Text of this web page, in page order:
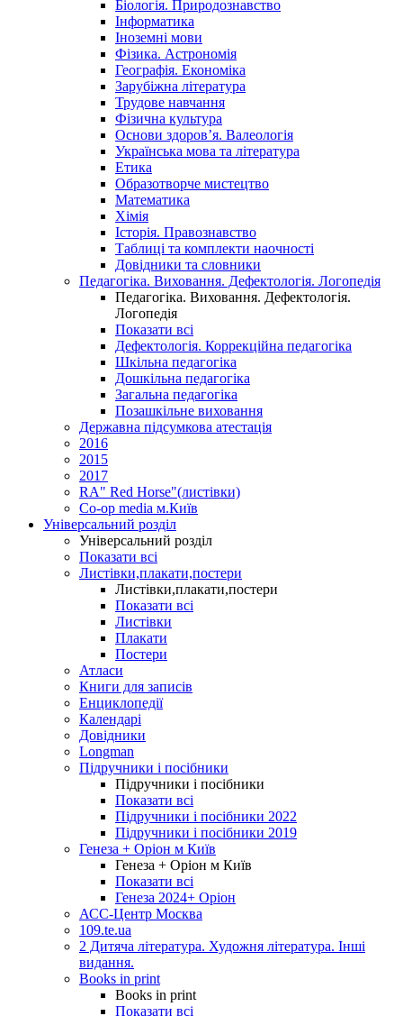
Біологія. Природознавство
Інформатика
Іноземні мови
Фізика. Астрономія
Географія. Економіка
Зарубіжна література
Трудове навчання
Фізична культура
Основи здоров’я. Валеологія
Українська мова та література
Етика
Образотворче мистецтво
Математика
Хімія
Історія. Правознавство
Таблиці та комплекти наочності
Довідники та словники
Педагогіка. Виховання. Дефектологія. Логопедія
Педагогіка. Виховання. Дефектологія.
Логопедія
Показати всі
Дефектологія. Коррекційна педагогіка
Шкільна педагогіка
Дошкільна педагогіка
Загальна педагогіка
Позашкільне виховання
Державна підсумкова атестація
2016
2015
2017
RA" Red Horse"(листівки)
Co-op media м.Київ
Універсальний розділ
Універсальний розділ
Показати всі
Листівки,плакати,постери
Листівки,плакати,постери
Показати всі
Листівки
Плакати
Постери
Атласи
Книги для записів
Енциклопедії
Календарі
Довідники
Longman
Підручники і посібники
Підручники і посібники
Показати всі
Підручники і посібники 2022
Підручники і посібники 2019
Генеза + Оріон м Київ
Генеза + Оріон м Київ
Показати всі
Генеза 2024+ Оріон
АСС-Центр Москва
109.te.ua
2 Дитяча література. Художня література. Інші
видання.
Books in print
Books in print
Показати всі